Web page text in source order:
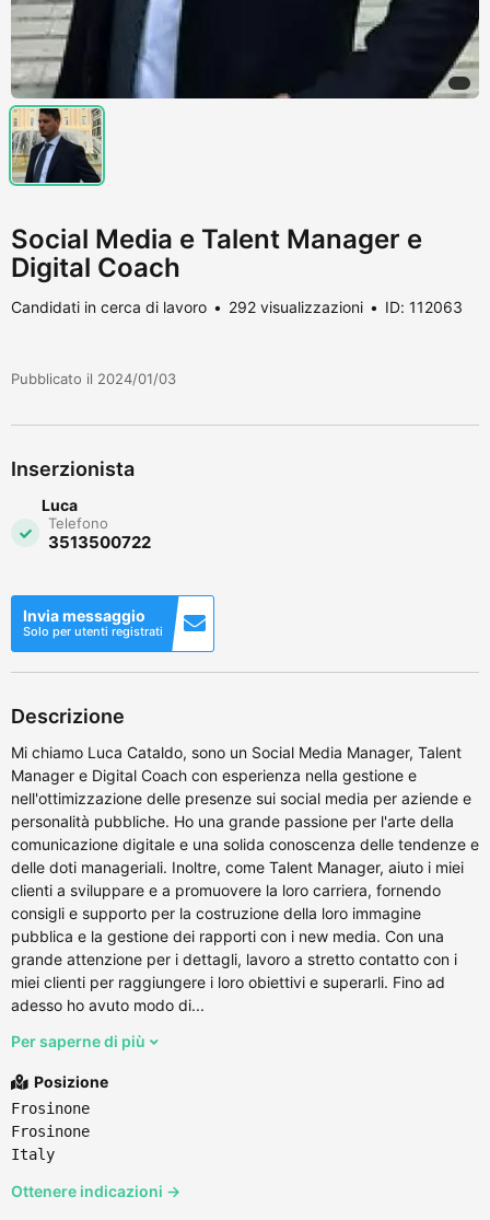
Social Media e Talent Manager e
Digital Coach
Candidati in cerca di lavoro 292 visualizzazioni ID: 112063
Pubblicato il 2024/01/03
Inserzionista
Luca
Telefono
3513500722
Invia messaggio
Solo per utenti registrati
Descrizione
Mi chiamo Luca Cataldo, sono un Social Media Manager, Talent
Manager e Digital Coach con esperienza nella gestione e
nell'ottimizzazione delle presenze sui social media per aziende e
personalità pubbliche. Ho una grande passione per l'arte della
comunicazione digitale e una solida conoscenza delle tendenze e
delle doti manageriali. Inoltre, come Talent Manager, aiuto i miei
clienti a sviluppare e a promuovere la loro carriera, fornendo
consigli e supporto per la costruzione della loro immagine
pubblica e la gestione dei rapporti con i new media. Con una
grande attenzione per i dettagli, lavoro a stretto contatto con i
miei clienti per raggiungere i loro obiettivi e superarli. Fino ad
adesso ho avuto modo di...
Per saperne di più
Posizione
Frosinone
Frosinone
Italy
Ottenere indicazioni →